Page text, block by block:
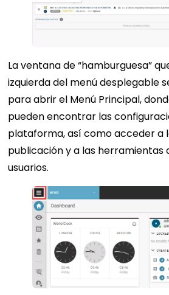
La ventana de “hamburguesa”
izquierda del menú desplegable
para abrir el Menú Principal,
pueden encontrar las
plataforma, así como acceder a
publicación y a las herramientas
usuarios.